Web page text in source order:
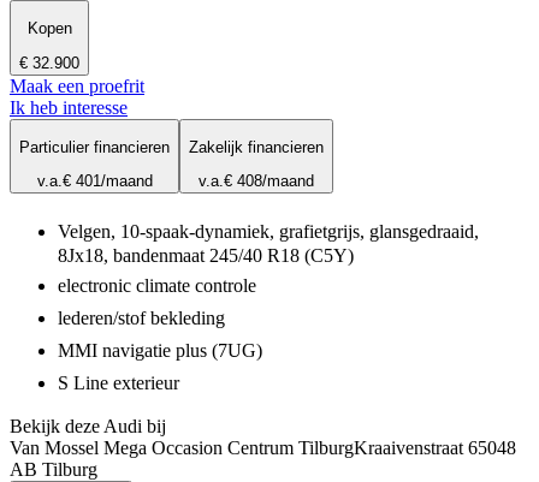
Kopen
€ 32.900
Maak een proefrit
Ik heb interesse
Particulier financieren
v.a.€ 401/maand
Zakelijk financieren
v.a.€ 408/maand
Velgen, 10-spaak-dynamiek, grafietgrijs, glansgedraaid,
8Jx18, bandenmaat 245/40 R18 (C5Y)
electronic climate controle
lederen/stof bekleding
MMI navigatie plus (7UG)
S Line exterieur
Bekijk deze Audi bij
Van Mossel Mega Occasion Centrum TilburgKraaivenstraat 65048
AB Tilburg